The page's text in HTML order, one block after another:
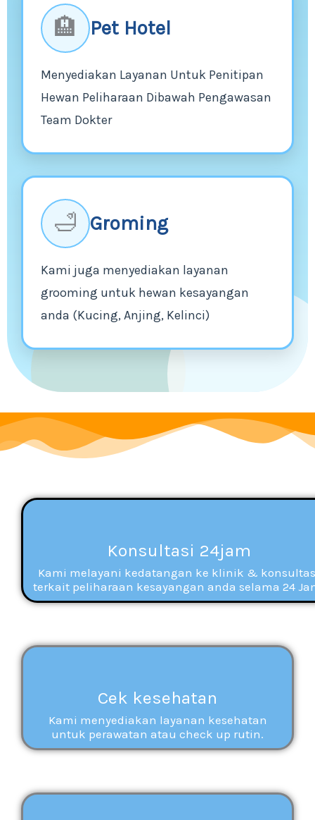
🏨 Pet Hotel
Menyediakan Layanan Untuk Penitipan
Hewan Peliharaan Dibawah Pengawasan
Team Dokter
🛁 Groming
Kami juga menyediakan layanan
grooming untuk hewan kesayangan
anda (Kucing, Anjing, Kelinci)
Konsultasi 24jam
Kami melayani kedatangan ke klinik &
terkait peliharaan kesayangan anda selama 24
Cek kesehatan
Kami menyediakan layanan kesehatan
untuk perawatan atau check up rutin.